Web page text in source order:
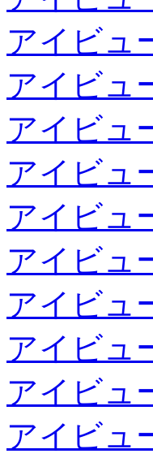
アイビュ
アイビュ
アイビュ
アイビュ
アイビュ
アイビュ
アイビュ
アイビュ
アイビュ
アイビュ